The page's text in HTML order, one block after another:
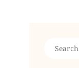
for: